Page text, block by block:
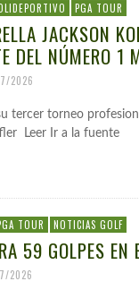
PGA TOUR
JACKSON
DEL NÚMERO 1
2026
tercer torneo
Leer Ir a la fuente
TOUR NOTICIAS GOLF
59 GOLPES EN
2026